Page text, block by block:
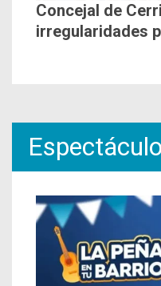
Concejal de
irregularidades